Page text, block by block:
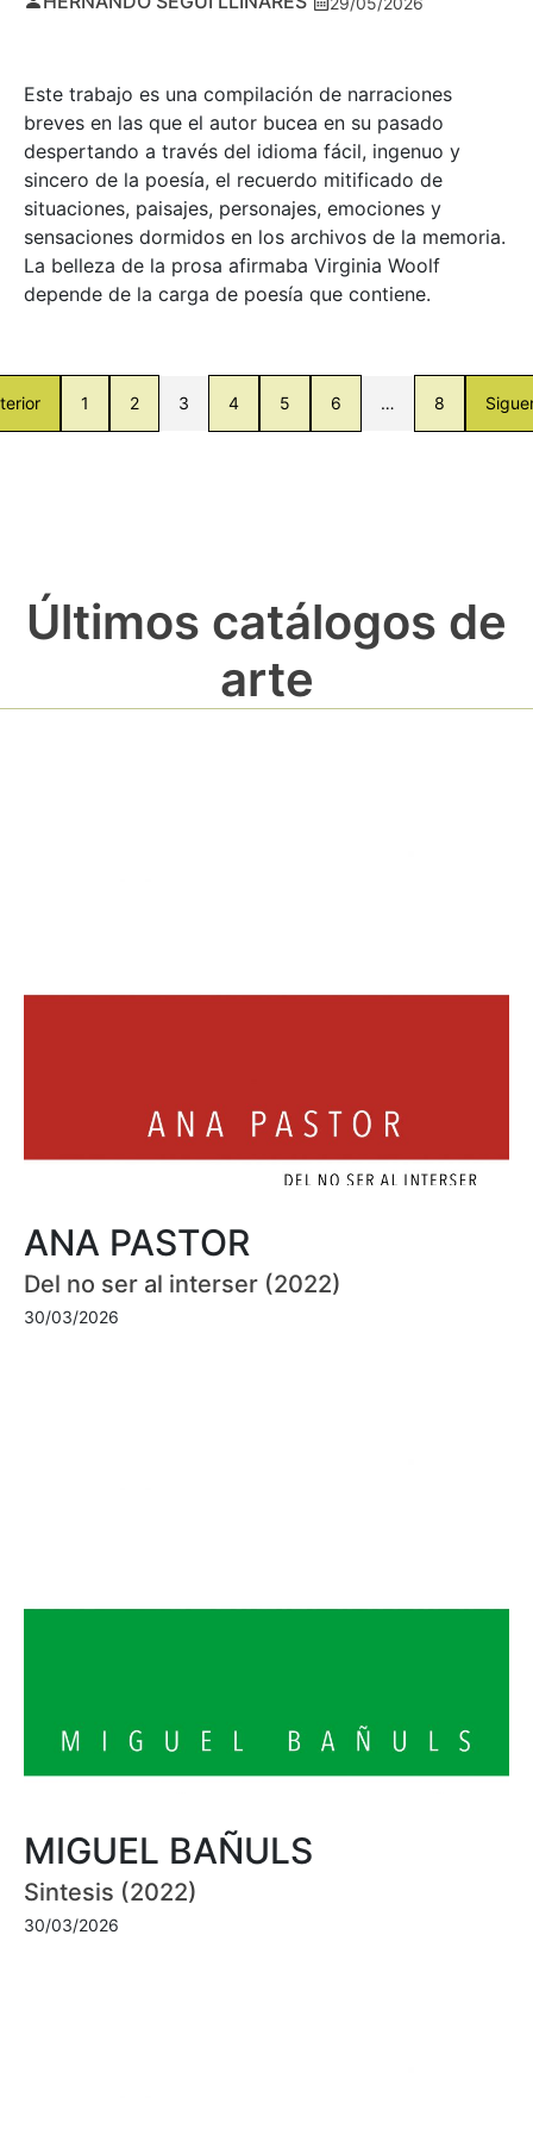
Este trabajo es una compilación de narraciones
breves en las que el autor bucea en su pasado
despertando a través del idioma fácil, ingenuo y
sincero de la poesía, el recuerdo mitificado de
situaciones, paisajes, personajes, emociones y
sensaciones dormidos en los archivos de la memoria.
La belleza de la prosa afirmaba Virginia Woolf
depende de la carga de poesía que contiene.
1 2 3 4 5 6 … 8
Últimos catálogos de
arte
ANA PASTOR
Del no ser al interser (2022)
30/03/2026
MIGUEL BAÑULS
Sintesis (2022)
30/03/2026